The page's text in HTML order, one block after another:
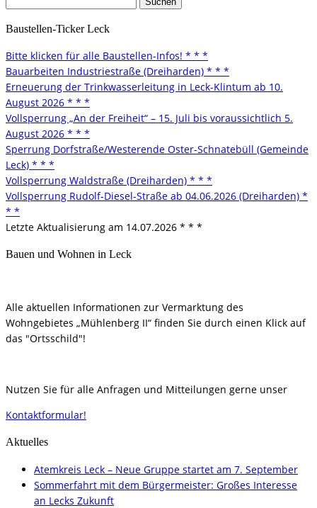
Baustellen-Ticker Leck
Bitte klicken für alle Baustellen-Infos! * * *
Bauarbeiten Industriestraße (Dreiharden) * * *
Erneuerung der Trinkwasserleitung in Leck-Klintum ab 10.
August 2026 * * *
Vollsperrung „An der Freiheit“ – 15. Juli bis voraussichtlich 5.
August 2026 * * *
Sperrung Dorfstraße/Westerende Oster-Schnatebüll (Gemeinde
Leck) * * *
Vollsperrung Waldstraße (Dreiharden) * * *
Vollsperrung Rudolf-Diesel-Straße ab 04.06.2026 (Dreiharden) *
* *
Letzte Aktualisierung am 14.07.2026 * * *
Bauen und Wohnen in Leck
Alle aktuellen Informationen zur Vermarktung des
Wohngebietes „Mühlenberg II“ finden Sie durch einen Klick auf
das "Ortsschild"!
Nutzen Sie für alle Anfragen und Mitteilungen gerne unser
Kontaktformular!
Aktuelles
Atemkreis Leck – Neue Gruppe startet am 7. September
Sommerfahrt mit dem Bürgermeister: Großes Interesse
an Lecks Zukunft